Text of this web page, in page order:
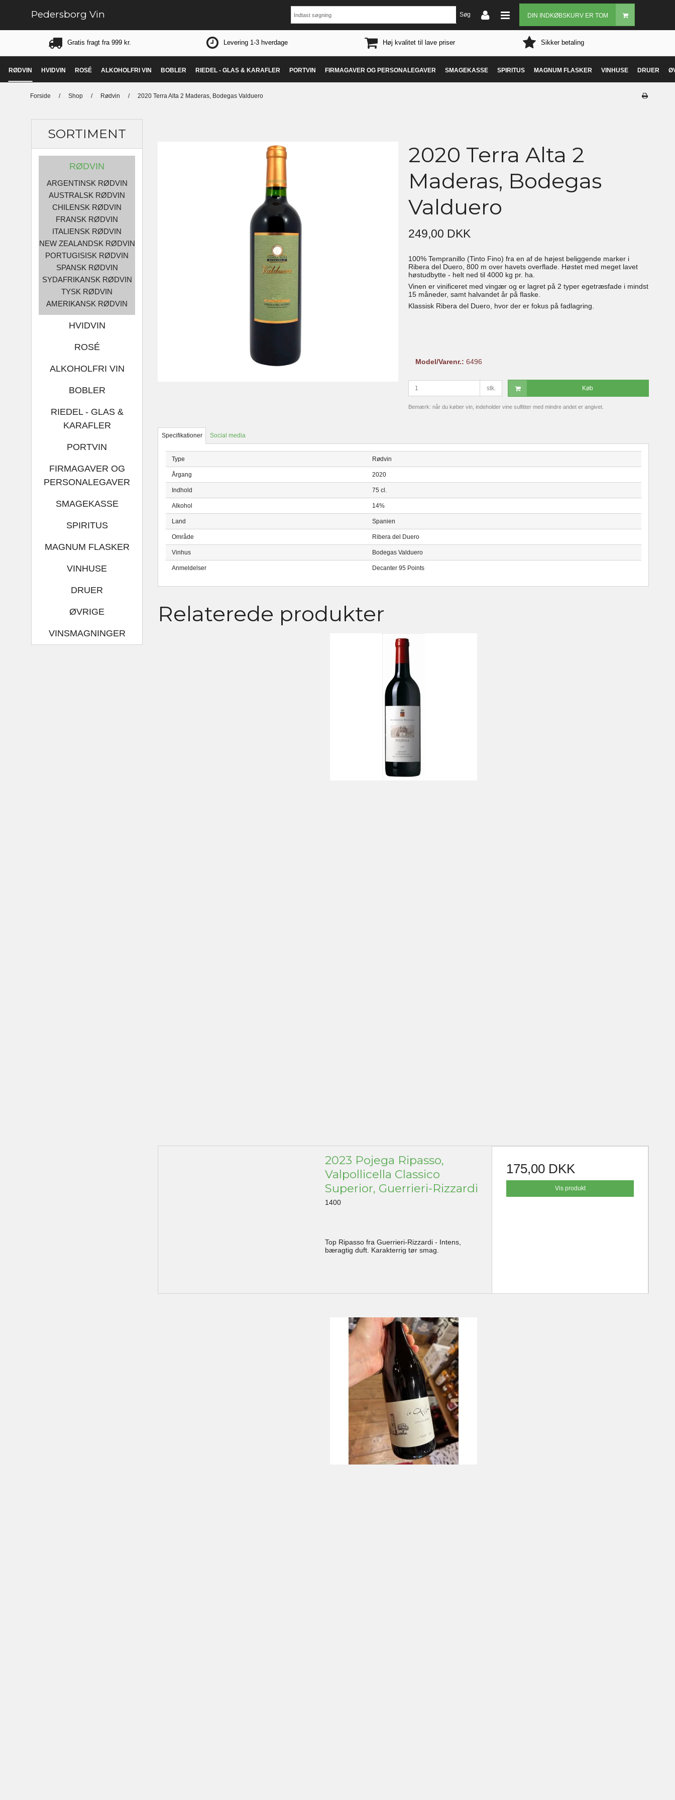
Pedersborg Vin DIN INDKØBSKURV ER TOM
Søg
Gratis fragt fra 999 kr. Levering 1-3 hverdage Høj kvalitet til lave priser Sikker betaling
RØDVIN HVIDVIN ROSÉ ALKOHOLFRI VIN BOBLER RIEDEL - GLAS & KARAFLER PORTVIN FIRMAGAVER OG PERSONALEGAVER SMAGEKASSE SPIRITUS MAGNUM FLASKER VINHUSE DRUER
Forside / Shop / Rødvin / 2020 Terra Alta 2 Maderas, Bodegas Valduero
SORTIMENT
RØDVIN
ARGENTINSK RØDVIN
AUSTRALSK RØDVIN
CHILENSK RØDVIN
FRANSK RØDVIN
ITALIENSK RØDVIN
NEW ZEALANDSK RØDVIN
PORTUGISISK RØDVIN
SPANSK RØDVIN
SYDAFRIKANSK RØDVIN
TYSK RØDVIN
AMERIKANSK RØDVIN
HVIDVIN
ROSÉ
ALKOHOLFRI VIN
BOBLER
RIEDEL - GLAS &
KARAFLER
PORTVIN
FIRMAGAVER OG
PERSONALEGAVER
SMAGEKASSE
SPIRITUS
MAGNUM FLASKER
VINHUSE
DRUER
ØVRIGE
VINSMAGNINGER
2020 Terra Alta 2
Maderas, Bodegas
Valduero
249,00 DKK
100% Tempranillo (Tinto Fino) fra en af de højest beliggende marker i
Ribera del Duero, 800 m over havets overflade. Høstet med meget lavet
høstudbytte - helt ned til 4000 kg pr. ha.
Vinen er vinificeret med vingær og er lagret på 2 typer egetræsfade i mindst
15 måneder, samt halvandet år på flaske.
Klassisk Ribera del Duero, hvor der er fokus på fadlagring.
Model/Varenr.: 6496
stk. Køb
Bemærk: når du køber vin, indeholder vine sulfitter med mindre andet er angivet.
Specifikationer Social media
Type Rødvin
Årgang 2020
Indhold 75 cl.
Alkohol 14%
Land Spanien
Område Ribera del Duero
Vinhus Bodegas Valduero
Anmeldelser Decanter 95 Points
Relaterede produkter
2023 Pojega Ripasso,
Valpollicella Classico
Superior, Guerrieri-Rizzardi
1400
Top Ripasso fra Guerrieri-Rizzardi - Intens,
bæragtig duft. Karakterrig tør smag.
175,00 DKK
Vis produkt